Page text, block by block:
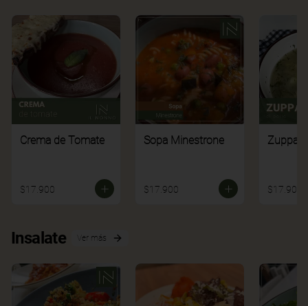
Crema de Tomate
$17.900
Sopa Minestrone
$17.900
Zuppa
$17.900
Insalate Ver más